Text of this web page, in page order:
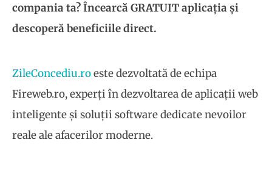
compania ta? Încearcă GRATUIT aplicația și
descoperă beneficiile direct.
ZileConcediu.roeste dezvoltată de echipa
Fireweb.ro, experți în dezvoltarea de aplicații web
inteligente și soluții software dedicate nevoilor
reale ale afacerilor moderne.